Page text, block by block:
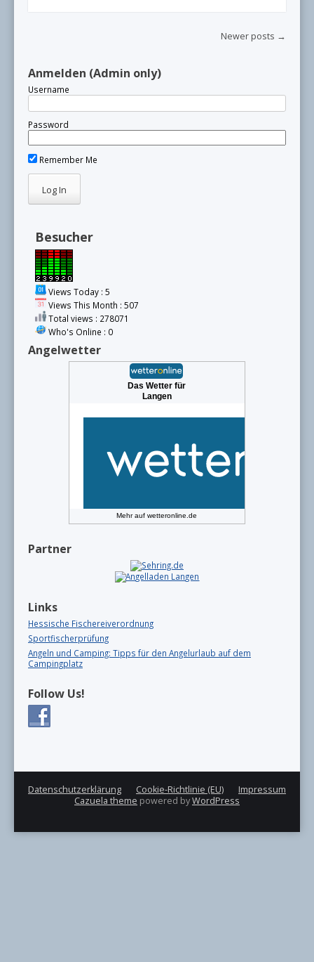
Newer posts →
Anmelden (Admin only)
Username
Password
Remember Me
Besucher
Views Today : 5
Views This Month : 507
Total views : 278071
Who's Online : 0
Angelwetter
Das Wetter für
Langen
Mehr aufwetteronline.de
Partner
Links
Hessische Fischereiverordnung
Sportfischerprüfung
Angeln und Camping: Tipps für den Angelurlaub auf dem
Campingplatz
Follow Us!
Datenschutzerklärung Cookie-Richtlinie (EU)
Impressum
Cazuela theme powered byWordPress